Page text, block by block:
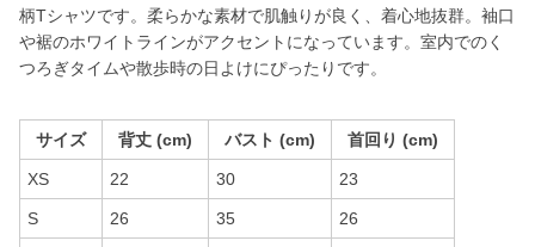
柄Tシャツです。柔らかな素材で肌触りが良く、着心地抜群。袖口
や裾のホワイトラインがアクセントになっています。室内でのく
つろぎタイムや散歩時の日よけにぴったりです。
サイズ 背丈 (cm) バスト (cm) 首回り (cm)
XS 22 30 23
S 26 35 26